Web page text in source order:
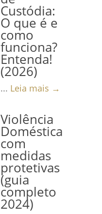
Custódia:
O que é e
como
funciona?
Entenda!
(2026)
... Leia mais →
Violência
Doméstica
com
medidas
protetivas
(guia
completo
2024)